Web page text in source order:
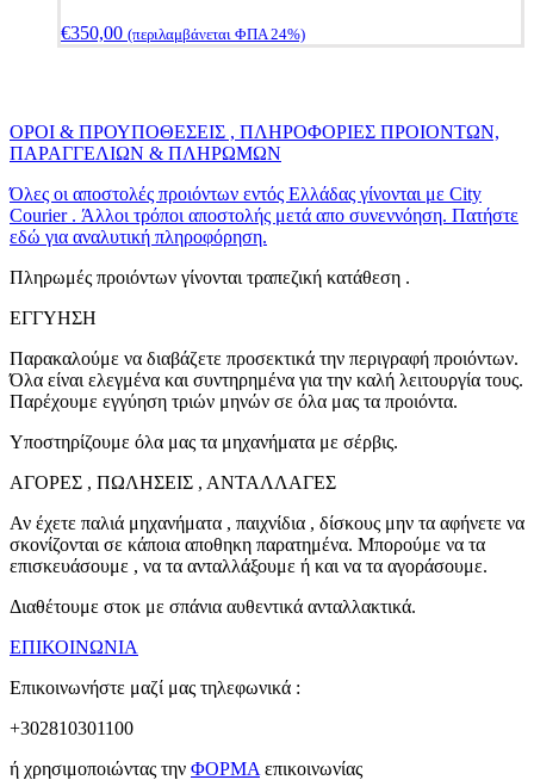
€350,00 (περιλαμβάνεται ΦΠΑ 24%)
ΟΡΟΙ & ΠΡΟΥΠΟΘΕΣΕΙΣ , ΠΛΗΡΟΦΟΡΙΕΣ ΠΡΟΙΟΝΤΩΝ,
ΠΑΡΑΓΓΕΛΙΩΝ & ΠΛΗΡΩΜΩΝ
Όλες οι αποστολές προιόντων εντός Ελλάδας γίνονται με City
Courier . Άλλοι τρόποι αποστολής μετά απο συνεννόηση. Πατήστε
εδώ για αναλυτική πληροφόρηση.
Πληρωμές προιόντων γίνονται τραπεζική κατάθεση .
ΕΓΓΥΗΣΗ
Παρακαλούμε να διαβάζετε προσεκτικά την περιγραφή προιόντων.
Όλα είναι ελεγμένα και συντηρημένα για την καλή λειτουργία τους.
Παρέχουμε εγγύηση τριών μηνών σε όλα μας τα προιόντα.
Υποστηρίζουμε όλα μας τα μηχανήματα με σέρβις.
ΑΓΟΡΕΣ , ΠΩΛΗΣΕΙΣ , ΑΝΤΑΛΛΑΓΕΣ
Αν έχετε παλιά μηχανήματα , παιχνίδια , δίσκους μην τα αφήνετε να
σκονίζονται σε κάποια αποθηκη παρατημένα. Μπορούμε να τα
επισκευάσουμε , να τα ανταλλάξουμε ή και να τα αγοράσουμε.
Διαθέτουμε στοκ με σπάνια αυθεντικά ανταλλακτικά.
ΕΠΙΚΟΙΝΩΝΙΑ
Επικοινωνήστε μαζί μας τηλεφωνικά :
+302810301100
ή χρησιμοποιώντας την ΦΟΡΜΑ επικοινωνίας